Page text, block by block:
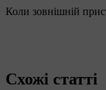
Коли зовнішній
Схожі статті